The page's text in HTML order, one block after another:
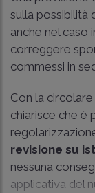
sulla possibilità
anche nel caso
correggere
commessi in
Con la
chiarisce che è
revisione su
nessuna
applicativa del